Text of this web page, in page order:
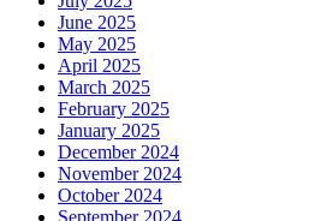
June 2025
May 2025
April 2025
March 2025
February 2025
January 2025
December 2024
November 2024
October 2024